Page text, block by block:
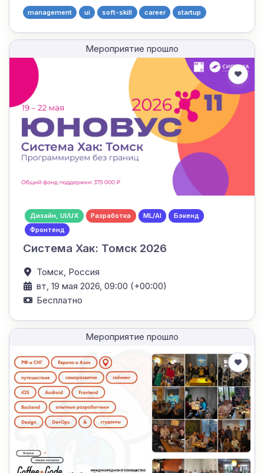
management ui soft-skill career startup
Мероприятие прошло
Дизайн, UI/UX Разработка ML/AI
Бэкенд
Фронтенд
Система Хак: Томск 2026
Томск, Россия
вт, 19 мая 2026, 09:00 (+00:00)
Бесплатно
Мероприятие прошло